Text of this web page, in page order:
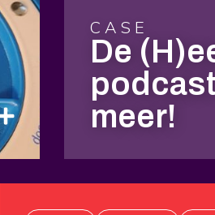
CASE
De
meer!